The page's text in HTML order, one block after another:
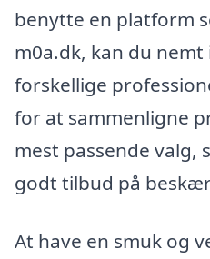
benytte en platform
m0a.dk, kan du
forskellige
for at sammenligne
mest passende valg,
godt tilbud på
At have en smuk og